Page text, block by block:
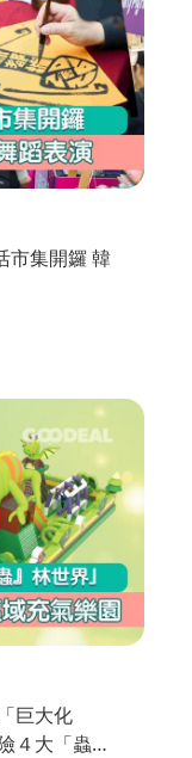
集開鑼 韓
巨大化
４大「蟲」